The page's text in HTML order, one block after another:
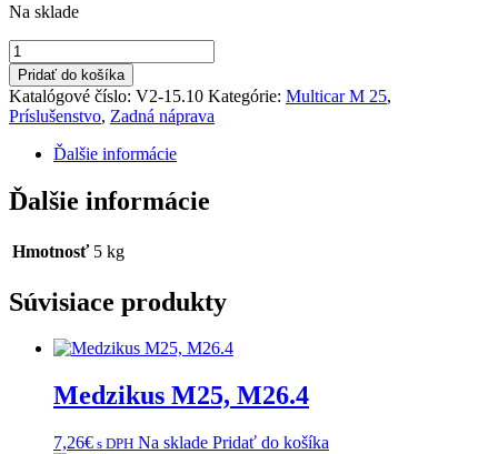
Na sklade
množstvo
Snehové
reťaze
6,70x13
M25
Pridať do košíka
Katalógové číslo: V2-15.10 Kategórie: Multicar M 25,
Príslušenstvo, Zadná náprava
Ďalšie informácie
Ďalšie informácie
Hmotnosť 5 kg
Súvisiace produkty
Medzikus M25, M26.4
7,26€ s DPH Na sklade Pridať do košíka